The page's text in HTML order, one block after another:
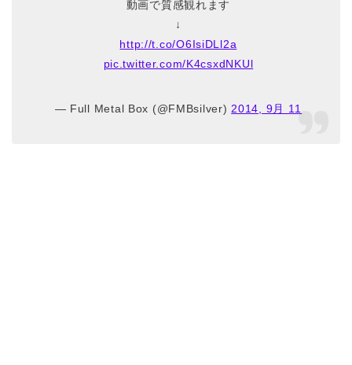
動画で質感観れます
↓
http://t.co/O6IsiDLl2a
pic.twitter.com/K4csxdNKUl
— Full Metal Box (@FMBsilver) 2014, 9月 11